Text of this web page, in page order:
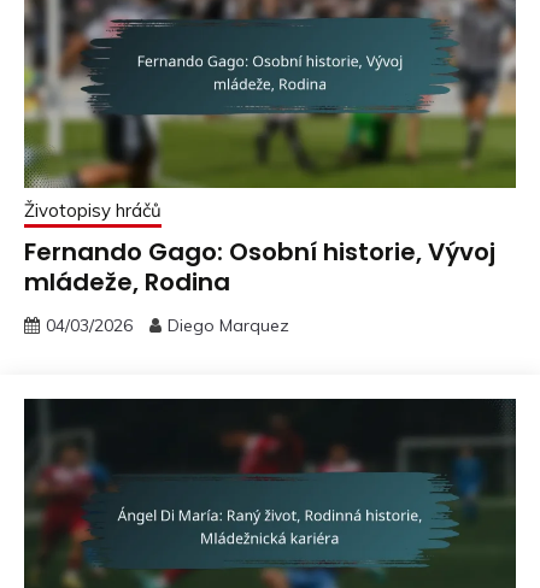
Životopisy hráčů
Fernando Gago: Osobní historie, Vývoj
mládeže, Rodina
04/03/2026 Diego Marquez